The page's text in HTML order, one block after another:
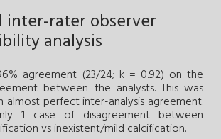
inter-rater observer
analysis
agreement (23/24; k = 0.92) on the
between the analysts. This was
almost perfect inter-analysis agreement.
1 case of disagreement between
vs inexistent/mild calcification.